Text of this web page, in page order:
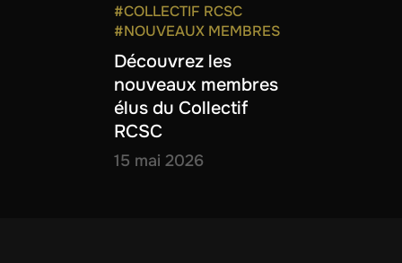
#COLLECTIF RCSC
#NOUVEAUX MEMBRES
Découvrez les
nouveaux membres
élus du Collectif
RCSC
15 mai 2026